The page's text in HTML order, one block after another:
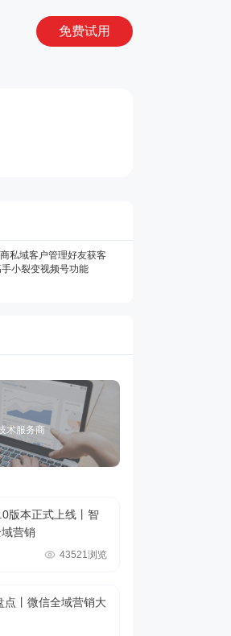
免费试用
私域客户管理好友获客
小裂变视频号功能
术服务商
版本正式上线丨智
营销
43521浏览
点丨微信全域营销大